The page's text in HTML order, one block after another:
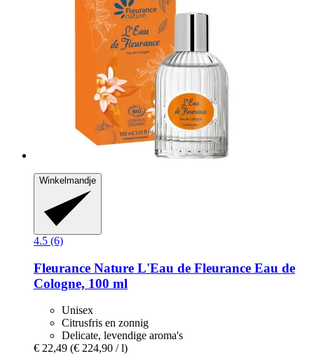
Winkelmandje
4.5 (6)
Fleurance Nature L'Eau de Fleurance Eau de
Cologne, 100 ml
Unisex
Citrusfris en zonnig
Delicate, levendige aroma's
€ 22,49 (€ 224,90 / l)